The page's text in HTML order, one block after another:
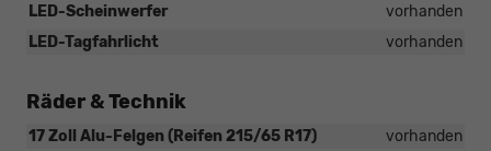
LED-Scheinwerfer
vorhanden
LED-Tagfahrlicht
vorhanden
Räder & Technik
17 Zoll Alu-Felgen (Reifen 215/65 R17) vorhanden